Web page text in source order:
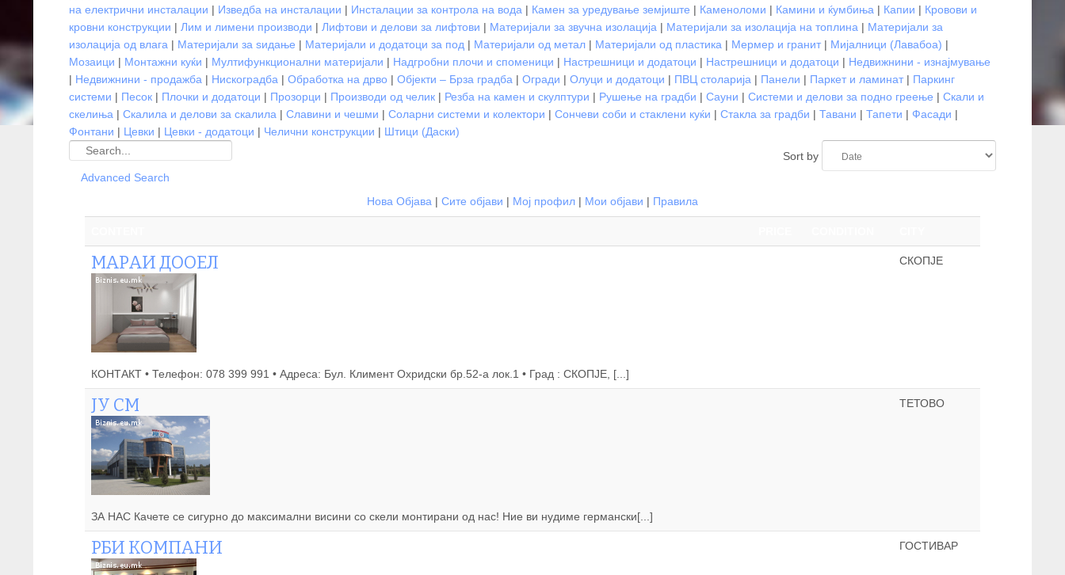
на електрични инсталации | Изведба на инсталации | Инсталации за контрола на вода | Камен за уредување земјиште | Каменоломи | Камини и ќумбиња | Капии | Кровови и
кровни конструкции | Лим и лимени производи | Лифтови и делови за лифтови | Материјали за звучна изолација | Материјали за изолација на топлина | Материјали за
изолација од влага | Материјали за ѕидање | Материјали и додатоци за под | Материјали од метал | Материјали од пластика | Мермер и гранит| Мијалници (Лавабоа) |
Мозаици | Монтажни куќи | Мултифункционални материјали | Надгробни плочи и споменици | Настрешници и додатоци | Настрешници и додатоци | Недвижнини - изнајмување
| Недвижнини - продажба | Нискоградба | Обработка на дрво | Објекти – Брза градба | Огради | Олуци и додатоци | ПВЦ столарија | Панели | Паркет и ламинат| Паркинг
системи | Песок | Плочки и додатоци | Прозорци | Производи од челик | Резба на камен и скулптури | Рушење на градби | Сауни | Системи и делови за подно греење | Скали и
скелиња | Скалила и делови за скалила | Славини и чешми | Соларни системи и колектори | Сончеви соби и стаклени куќи | Стакла за градби | Тавани | Тапети | Фасади |
Фонтани | Цевки | Цевки - додатоци | Челични конструкции | Штици (Даски)
Advanced Search
Sort by
Нова Објава | Сите објави | Мој профил | Мои објави | Правила
МАРАИ ДООЕЛ
КОНТАКТ • Телефон: 078 399 991 • Адреса: Бул. Климент Охридски бр.52-а лок.1 • Град : СКОПЈЕ, [...]
СКОПЈЕ
ЈУ СМ
ЗА НАС Качете се сигурно до максимални висини со скели монтирани од нас! Ние ви нудиме германски[...]
ТЕТОВО
РБИ КОМПАНИ ГОСТИВАР